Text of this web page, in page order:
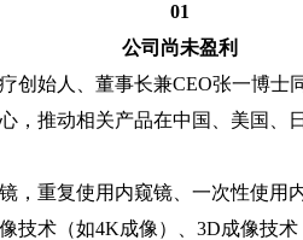
01
公司尚未盈利
创始人、董事长兼CEO张一博
，推动相关产品在中国、美国、
，重复使用内窥镜、一次性使用
技术（如4K成像）、3D成像技